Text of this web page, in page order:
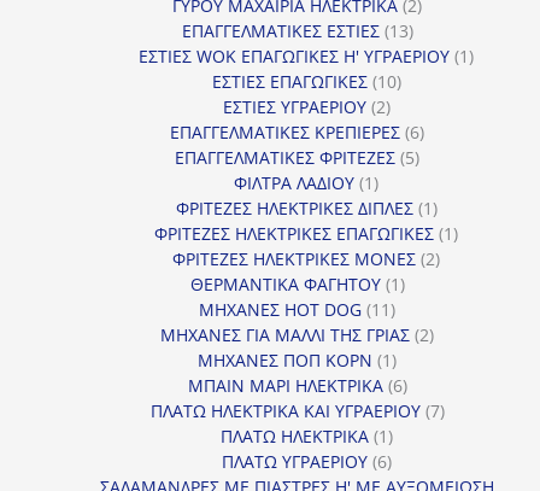
ΓΥΡΟΥ ΜΑΧΑΙΡΙΑ ΗΛΕΚΤΡΙΚΑ 22
ΕΠΑΓΓΕΛΜΑΤΙΚΕΣ ΕΣΤΙΕΣ 1313
προϊόντα
ΕΣΤΙΕΣ WOK ΕΠΑΓΩΓΙΚΕΣ Η' ΥΓΡΑΕΡΙΟΥ 11
ΕΣΤΙΕΣ ΕΠΑΓΩΓΙΚΕΣ 1010
ΕΣΤΙΕΣ ΥΓΡΑΕΡΙΟΥ 22
προϊόντα
ΕΠΑΓΓΕΛΜΑΤΙΚΕΣ ΚΡΕΠΙΕΡΕΣ 66
προϊόντα
ΕΠΑΓΓΕΛΜΑΤΙΚΕΣ ΦΡΙΤΕΖΕΣ 55
ΦΙΛΤΡΑ ΛΑΔΙΟΥ 11
προϊόν
ΦΡΙΤΕΖΕΣ ΗΛΕΚΤΡΙΚΕΣ ΔΙΠΛΕΣ 11
προϊόν
ΦΡΙΤΕΖΕΣ ΗΛΕΚΤΡΙΚΕΣ ΕΠΑΓΩΓΙΚΕΣ 11
ΦΡΙΤΕΖΕΣ ΗΛΕΚΤΡΙΚΕΣ ΜΟΝΕΣ 22
ΘΕΡΜΑΝΤΙΚΑ ΦΑΓΗΤΟΥ 11
ΜΗΧΑΝΕΣ HOT DOG 1111
προϊόντα
ΜΗΧΑΝΕΣ ΓΙΑ ΜΑΛΛΙ ΤΗΣ ΓΡΙΑΣ 22
ΜΗΧΑΝΕΣ ΠΟΠ ΚΟΡΝ 11
προϊόν
ΜΠΑΙΝ ΜΑΡΙ ΗΛΕΚΤΡΙΚΑ 66
προϊόντα
ΠΛΑΤΩ ΗΛΕΚΤΡΙΚΑ ΚΑΙ ΥΓΡΑΕΡΙΟΥ 77
ΠΛΑΤΩ ΗΛΕΚΤΡΙΚΑ 11
προϊόν
ΠΛΑΤΩ ΥΓΡΑΕΡΙΟΥ 66
προϊόντα